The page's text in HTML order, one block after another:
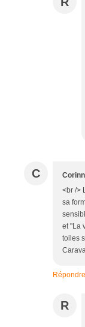
C
<br />
sa
et "La
toiles
Répondre
R